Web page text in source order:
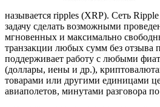
называется ripples (XRP). Сеть
задачу сделать возможными
мгновенных и максимально
транзакции любых сумм без отзыва
поддерживает работу с любыми
(доллары, иены и др.),
товарами или другими единицами
авиаполетов, минутами разговора